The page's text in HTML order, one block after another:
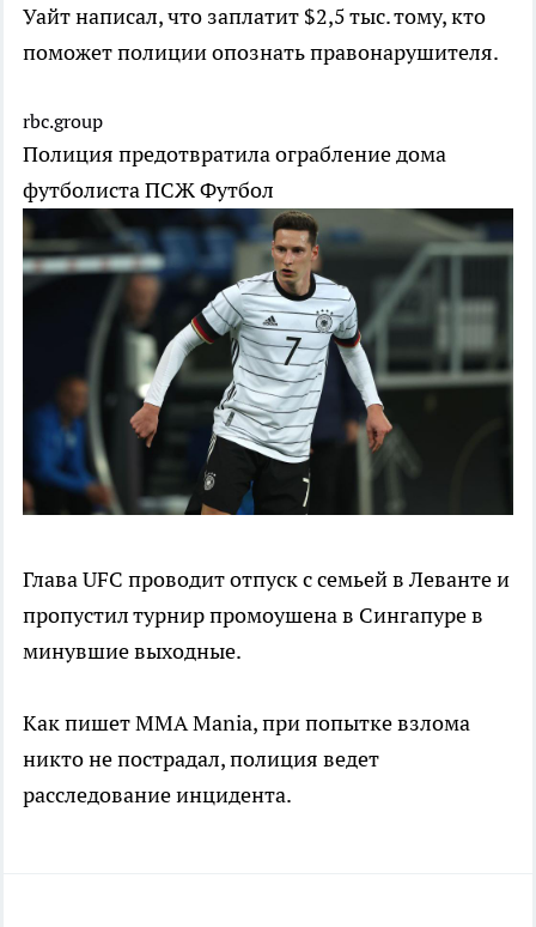
Уайт написал, что заплатит $2,5 тыс. тому, кто
поможет полиции опознать правонарушителя.
rbc.group
Полиция предотвратила ограбление дома
футболиста ПСЖФутбол
Глава UFC проводит отпуск с семьей в Леванте и
пропустил турнир промоушена в Сингапуре в
минувшие выходные.
Как пишет MMA Mania, при попытке взлома
никто не пострадал, полиция ведет
расследование инцидента.